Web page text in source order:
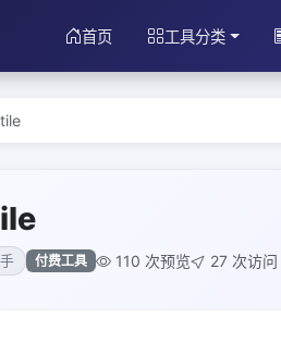
首页 工具分类
付费工具 110 次预览 27 次访问